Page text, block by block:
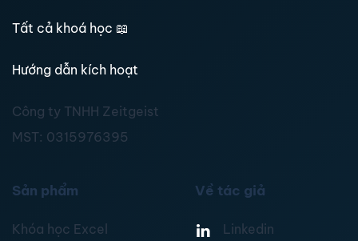
Tất cả khoá học 📖
Hướng dẫn kích hoạt
Công ty TNHH Zeitgeist
MST: 0315976395
Sản phẩm
Khóa học Excel
Về tác giả
Linkedin